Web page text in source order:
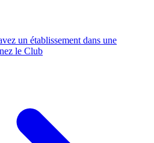
un établissement dans une
le Club